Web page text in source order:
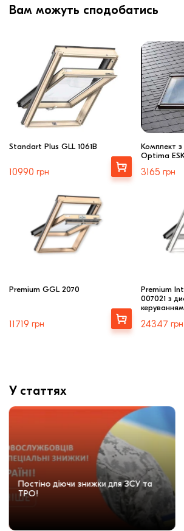
Вам можуть сподобатись
Standart Plus GLL 1061B
10990 грн
Вибрати
Комплект з
Optima
3165 грн
Premium GGL 2070
11719 грн
Купити
Premium
007021 з
керуванням
24347 грн
У статтях
Постіно діючи знижки для ЗСУ та
ТРО!